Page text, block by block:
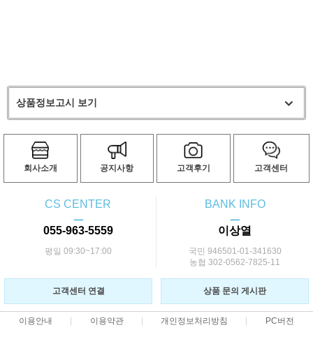
상품정보고시 보기
회사소개 공지사항 고객후기 고객센터
CS CENTER
ㅡ
055-963-5559
평일 09:30~17:00
BANK INFO
ㅡ
이상열
국민 946501-01-341630
농협 302-0562-7825-11
고객센터 연결 상품 문의 게시판
이용안내 이용약관 개인정보처리방침 PC버전